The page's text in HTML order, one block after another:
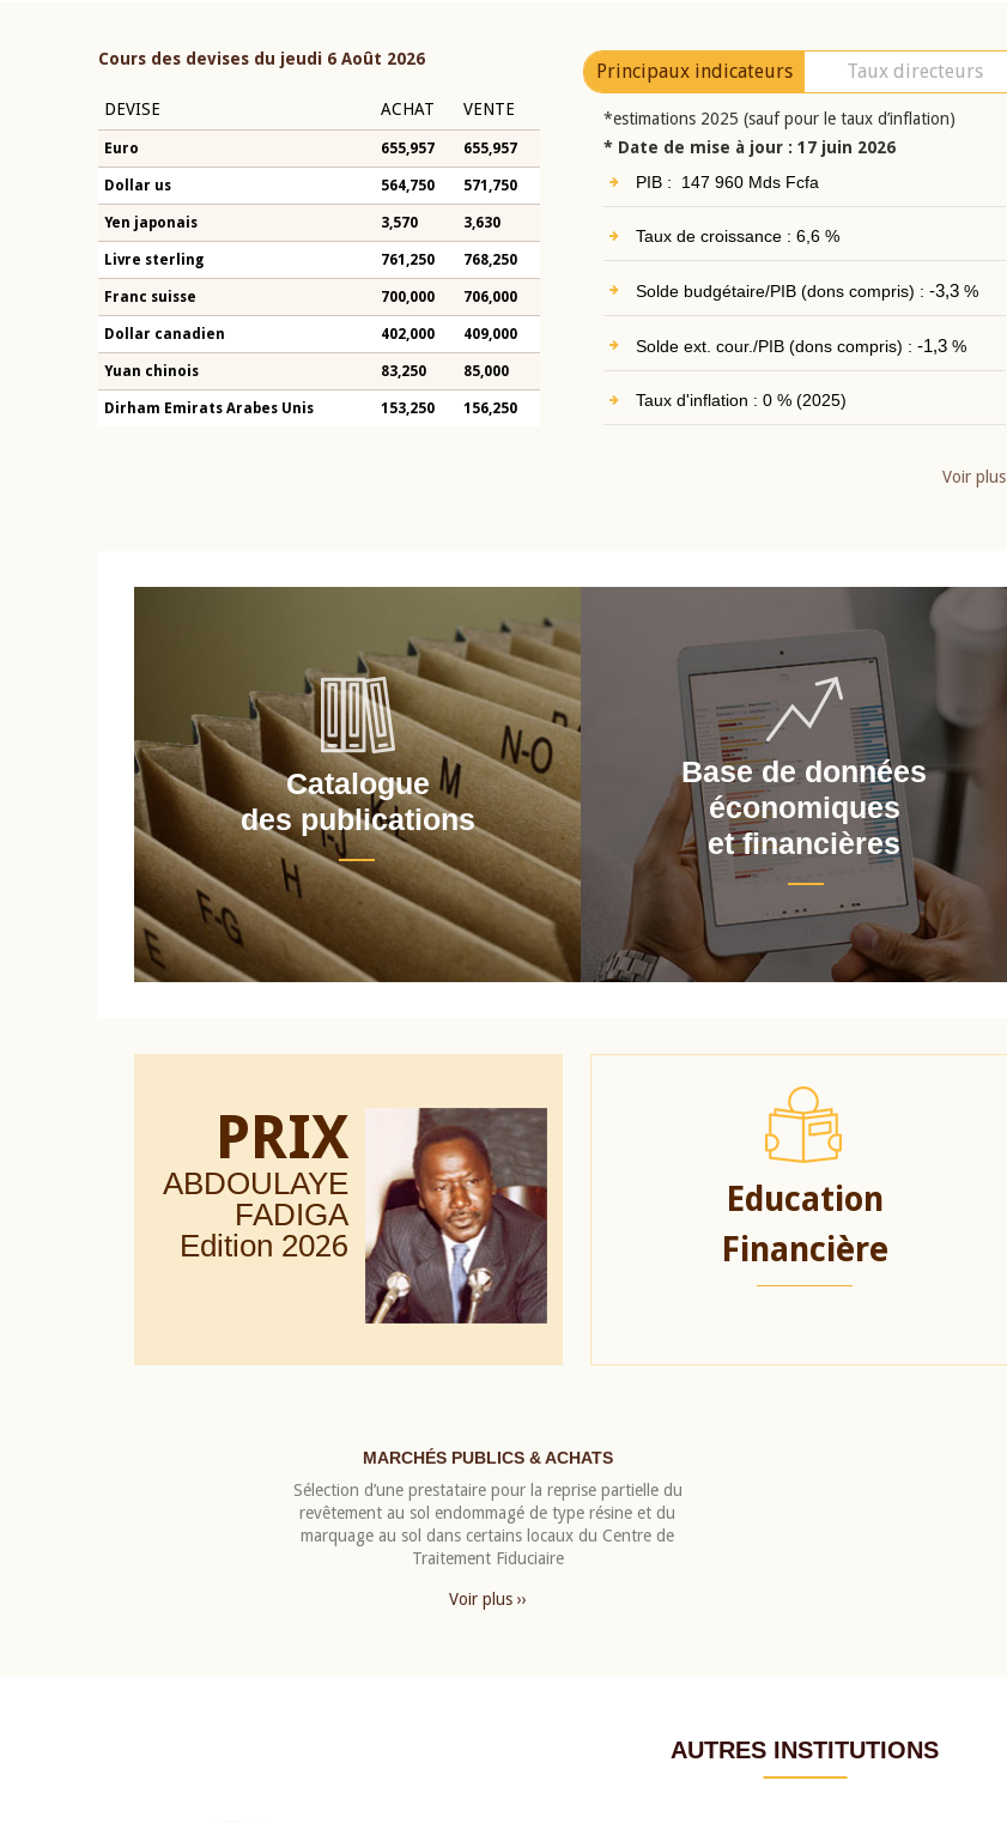
Cours des devises du jeudi 6 Août 2026
DEVISE ACHAT VENTE
Euro 655,957 655,957
Dollar us 564,750 571,750
Yen japonais 3,570 3,630
Livre sterling 761,250 768,250
Franc suisse 700,000 706,000
Dollar canadien 402,000 409,000
Yuan chinois 83,250 85,000
Dirham Emirats Arabes Unis 153,250 156,250
Principaux indicateurs Taux directeurs
*estimations 2025 (sauf pour le taux d’inflation)
* Date de mise à jour : 17 juin 2026
PIB : 147 960 Mds Fcfa
Taux de croissance : 6,6 %
Solde budgétaire/PIB (dons compris) : -3,3%
Solde ext. cour./PIB (dons compris) : -1,3%
Taux d'inflation : 0 % (2025)
Voir plus
Catalogue
des publications
Base de données
économiques
et financières
PRIX
ABDOULAYE
FADIGA
Edition 2026
Education
Financière
MARCHÉS PUBLICS & ACHATS
Sélection d’une prestataire pour la reprise partielle du
revêtement au sol endommagé de type résine et du
marquage au sol dans certains locaux du Centre de
Traitement Fiduciaire
Voir plus ››
AUTRES INSTITUTIONS